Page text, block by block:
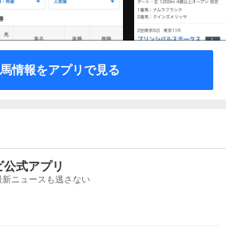
情報をアプリで見る
公式アプリ
ニュースも逃さない